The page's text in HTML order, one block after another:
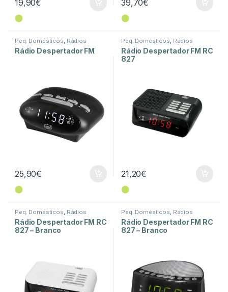
19,90€
⬤
39,70€
⬤
Peq. Domésticos Rádios
Rádio Despertador FM
25,90€
⬤
Peq. Domésticos Rádios
Rádio Despertador FM RC
827
21,20€
⬤
Peq. Domésticos, Rádios
Rádio Despertador FM RC
827 – Branco
Peq. Domésticos, Rádios
Rádio Despertador FM RC
827 – Branco